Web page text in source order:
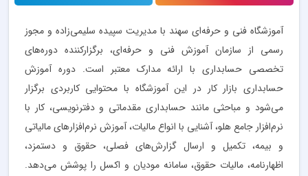
آموزشگاه فنی و حرفه‌ای سهند با مدیریت سپیده سلیمی‌زاده و مجوز
رسمی از سازمان آموزش فنی و حرفه‌ای، برگزارکننده دوره‌های
تخصصی حسابداری با ارائه مدارک معتبر است. دوره آموزش
حسابداری بازار کار در این آموزشگاه با محتوایی کاربردی برگزار
می‌شود و مباحثی مانند حسابداری مقدماتی و دفترنویسی، کار با
نرم‌افزار جامع هلو، آشنایی با انواع مالیات، آموزش نرم‌افزارهای مالیاتی
و بیمه، تکمیل و ارسال گزارش‌های فصلی، حقوق و دستمزد،
اظهارنامه، مالیات حقوق، سامانه مودیان و اکسل را پوشش می‌دهد.